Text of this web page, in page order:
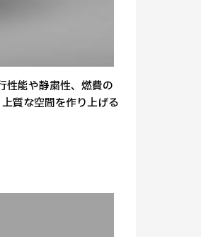
性能や静粛性、燃費の
質な空間を作り上げる